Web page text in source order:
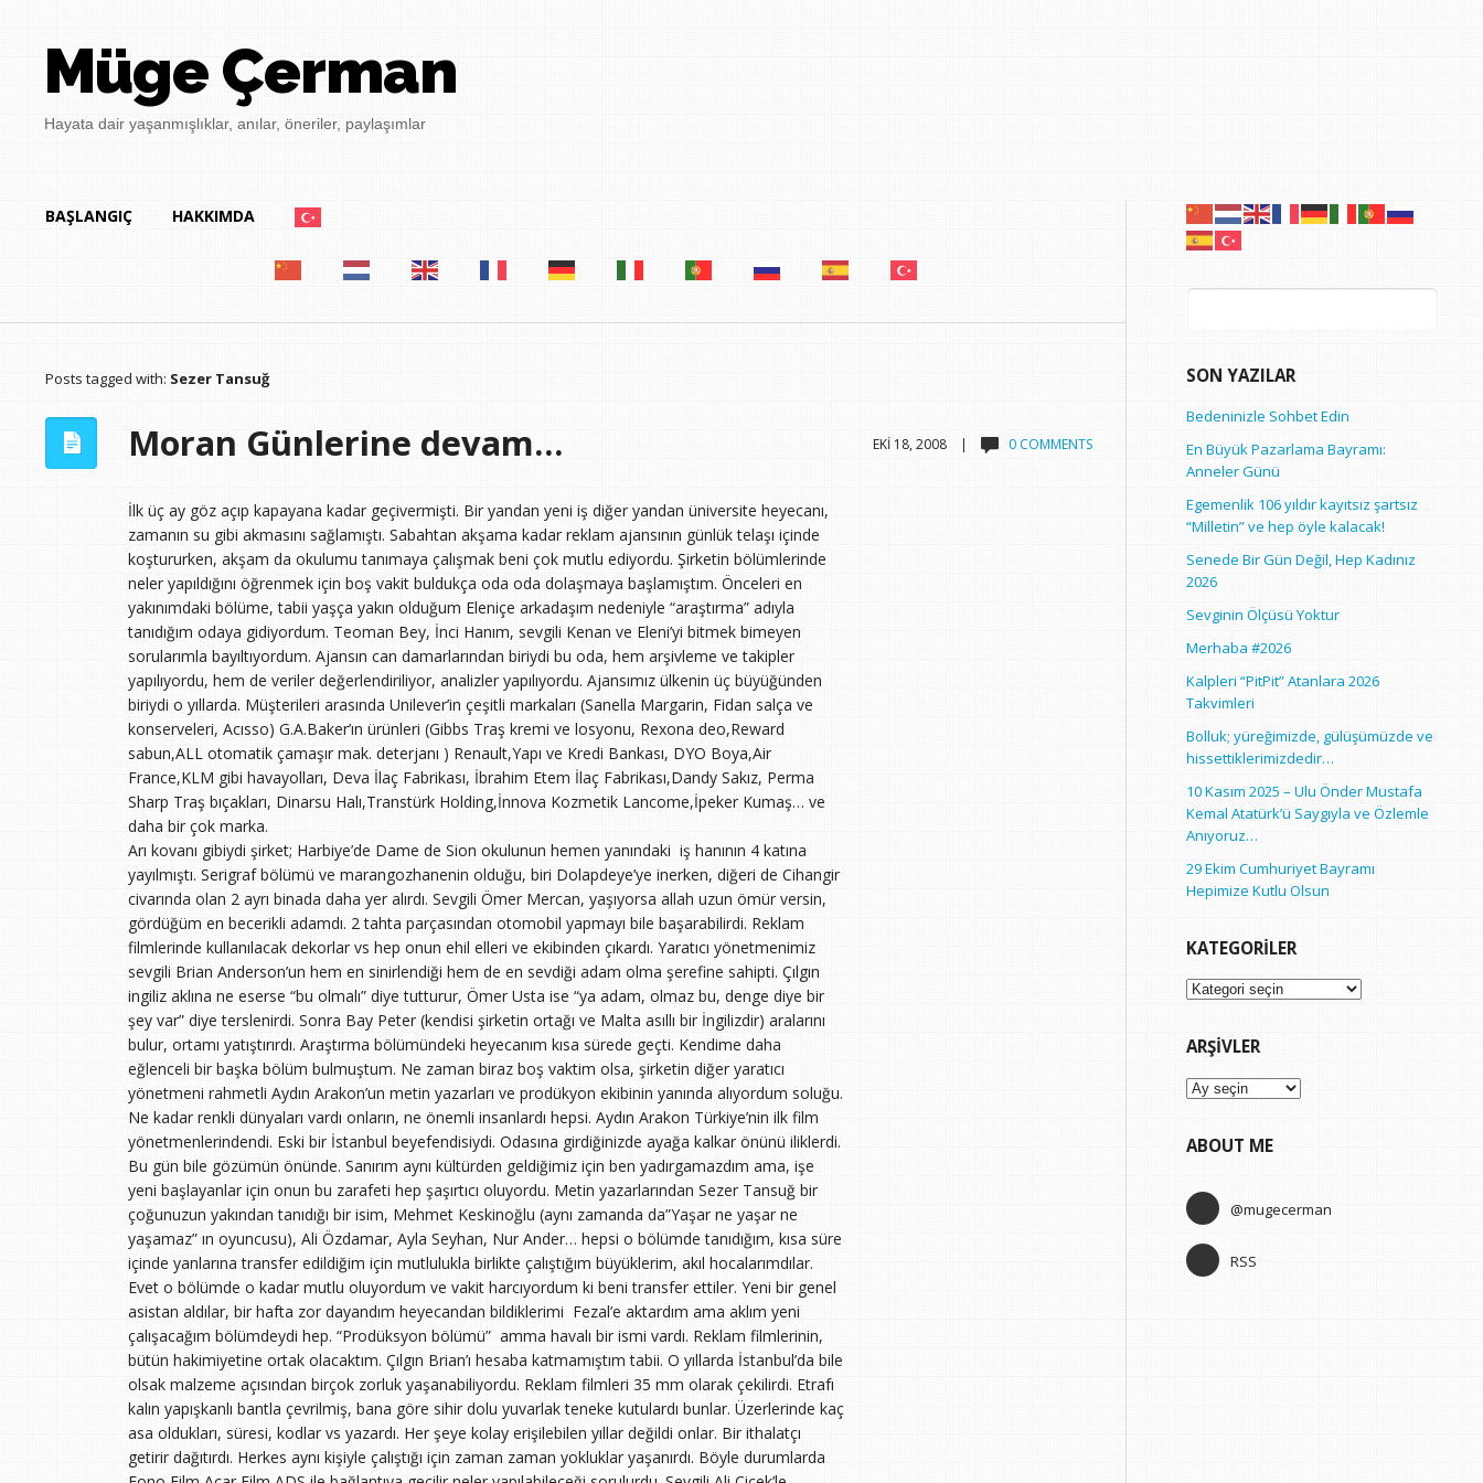
Müge Çerman
Hayata dair yaşanmışlıklar, anılar, öneriler, paylaşımlar
BAŞLANGIÇ HAKKIMDA
Posts tagged with: Sezer Tansuğ
EKI 18, 2008 | 0 COMMENTS
Moran Günlerine devam…
İlk üç ay göz açıp kapayana kadar geçivermişti. Bir yandan yeni iş diğer yandan üniversite heyecanı,
zamanın su gibi akmasını sağlamıştı. Sabahtan akşama kadar reklam ajansının günlük telaşı içinde
koştururken, akşam da okulumu tanımaya çalışmak beni çok mutlu ediyordu. Şirketin bölümlerinde
neler yapıldığını öğrenmek için boş vakit buldukça oda oda dolaşmaya başlamıştım. Önceleri en
yakınımdaki bölüme, tabii yaşça yakın olduğum Eleniçe arkadaşım nedeniyle “araştırma” adıyla
tanıdığım odaya gidiyordum. Teoman Bey, İnci Hanım, sevgili Kenan ve Eleni’yi bitmek bimeyen
sorularımla bayıltıyordum. Ajansın can damarlarından biriydi bu oda, hem arşivleme ve takipler
yapılıyordu, hem de veriler değerlendiriliyor, analizler yapılıyordu. Ajansımız ülkenin üç büyüğünden
biriydi o yıllarda. Müşterileri arasında Unilever’in çeşitli markaları (Sanella Margarin, Fidan salça ve
konserveleri, Acısso) G.A.Baker’ın ürünleri (Gibbs Traş kremi ve losyonu, Rexona deo,Reward
sabun,ALL otomatik çamaşır mak. deterjanı ) Renault,Yapı ve Kredi Bankası, DYO Boya,Air
France,KLM gibi havayolları, Deva İlaç Fabrikası, İbrahim Etem İlaç Fabrikası,Dandy Sakız, Perma
Sharp Traş bıçakları, Dinarsu Halı,Transtürk Holding,İnnova Kozmetik Lancome,İpeker Kumaş… ve
daha bir çok marka.
Arı kovanı gibiydi şirket; Harbiye’de Dame de Sion okulunun hemen yanındaki iş hanının 4 katına
yayılmıştı. Serigraf bölümü ve marangozhanenin olduğu, biri Dolapdeye’ye inerken, diğeri de Cihangir
civarında olan 2 ayrı binada daha yer alırdı. Sevgili Ömer Mercan, yaşıyorsa allah uzun ömür versin,
gördüğüm en becerikli adamdı. 2 tahta parçasından otomobil yapmayı bile başarabilirdi. Reklam
filmlerinde kullanılacak dekorlar vs hep onun ehil elleri ve ekibinden çıkardı. Yaratıcı yönetmenimiz
sevgili Brian Anderson’un hem en sinirlendiği hem de en sevdiği adam olma şerefine sahipti. Çılgın
ingiliz aklına ne eserse “bu olmalı” diye tutturur, Ömer Usta ise “ya adam, olmaz bu, denge diye bir
şey var” diye terslenirdi. Sonra Bay Peter (kendisi şirketin ortağı ve Malta asıllı bir İngilizdir) aralarını
bulur, ortamı yatıştırırdı. Araştırma bölümündeki heyecanım kısa sürede geçti. Kendime daha
eğlenceli bir başka bölüm bulmuştum. Ne zaman biraz boş vaktim olsa, şirketin diğer yaratıcı
yönetmeni rahmetli Aydın Arakon’un metin yazarları ve prodükyon ekibinin yanında alıyordum soluğu.
Ne kadar renkli dünyaları vardı onların, ne önemli insanlardı hepsi. Aydın Arakon Türkiye’nin ilk film
yönetmenlerindendi. Eski bir İstanbul beyefendisiydi. Odasına girdiğinizde ayağa kalkar önünü iliklerdi.
Bu gün bile gözümün önünde. Sanırım aynı kültürden geldiğimiz için ben yadırgamazdım ama, işe
yeni başlayanlar için onun bu zarafeti hep şaşırtıcı oluyordu. Metin yazarlarından Sezer Tansuğ bir
çoğunuzun yakından tanıdığı bir isim, Mehmet Keskinoğlu (aynı zamanda da”Yaşar ne yaşar ne
yaşamaz” ın oyuncusu), Ali Özdamar, Ayla Seyhan, Nur Ander… hepsi o bölümde tanıdığım, kısa süre
içinde yanlarına transfer edildiğim için mutlulukla birlikte çalıştığım büyüklerim, akıl hocalarımdılar.
Evet o bölümde o kadar mutlu oluyordum ve vakit harcıyordum ki beni transfer ettiler. Yeni bir genel
asistan aldılar, bir hafta zor dayandım heyecandan bildiklerimi Fezal’e aktardım ama aklım yeni
çalışacağım bölümdeydi hep. “Prodüksyon bölümü” amma havalı bir ismi vardı. Reklam filmlerinin,
bütün hakimiyetine ortak olacaktım. Çılgın Brian’ı hesaba katmamıştım tabii. O yıllarda İstanbul’da bile
olsak malzeme açısından birçok zorluk yaşanabiliyordu. Reklam filmleri 35 mm olarak çekilirdi. Etrafı
kalın yapışkanlı bantla çevrilmiş, bana göre sihir dolu yuvarlak teneke kutulardı bunlar. Üzerlerinde kaç
asa oldukları, süresi, kodlar vs yazardı. Her şeye kolay erişilebilen yıllar değildi onlar. Bir ithalatçı
getirir dağıtırdı. Herkes aynı kişiyle çalıştığı için zaman zaman yokluklar yaşanırdı. Böyle durumlarda
Arama:
SON YAZILAR
Bedeninizle Sohbet Edin
En Büyük Pazarlama Bayramı:
Anneler Günü
Egemenlik 106 yıldır kayıtsız şartsız
“Milletin” ve hep öyle kalacak!
Senede Bir Gün Değil, Hep Kadınız
2026
Sevginin Ölçüsü Yoktur
Merhaba #2026
Kalpleri “PitPit” Atanlara 2026
Takvimleri
Bolluk; yüreğimizde, gülüşümüzde ve
hissettiklerimizdedir…
10 Kasım 2025 – Ulu Önder Mustafa
Kemal Atatürk’ü Saygıyla ve Özlemle
Anıyoruz…
29 Ekim Cumhuriyet Bayramı
Hepimize Kutlu Olsun
KATEGORILER
Kategoriler
ARŞIVLER
Arşivler
ABOUT ME
@mugecerman
RSS